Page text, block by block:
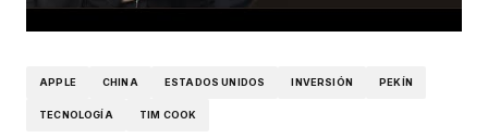
APPLE CHINA ESTADOS UNIDOS INVERSIÓN PEKÍN
TECNOLOGÍA TIM COOK